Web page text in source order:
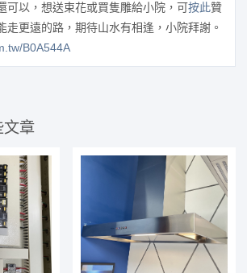
可以，想送束花或買隻雕給小院，可按此贊
走更遠的路，期待山水有相逢，小院拜謝。
B0A544A
文章